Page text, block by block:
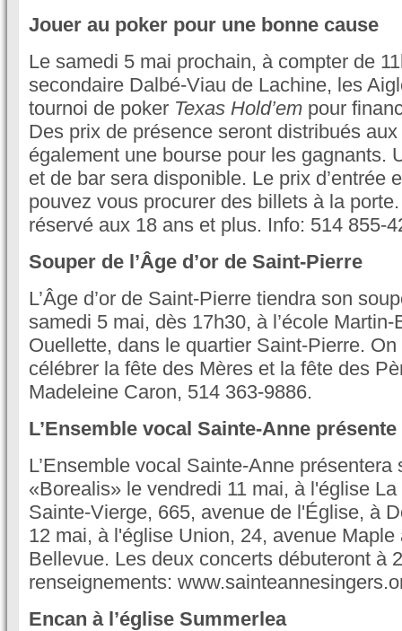
Jouer au poker pour une bonne cause
Le samedi 5 mai prochain, à compter de
secondaire Dalbé-Viau de Lachine, les
tournoi de poker Texas Hold’em pour
Des prix de présence seront distribués
également une bourse pour les gagnants.
et de bar sera disponible. Le prix d’entrée
pouvez vous procurer des billets à la
réservé aux 18 ans et plus. Info: 514 855-
Souper de l’Âge d’or de Saint-Pierre
L’Âge d’or de Saint-Pierre tiendra son
samedi 5 mai, dès 17h30, à l’école Martin-
Ouellette, dans le quartier Saint-Pierre.
célébrer la fête des Mères et la fête des
Madeleine Caron, 514 363-9886.
L’Ensemble vocal Sainte-Anne
L’Ensemble vocal Sainte-Anne présentera
«Borealis» le vendredi 11 mai, à l'église
Sainte-Vierge, 665, avenue de l'Église, à
12 mai, à l'église Union, 24, avenue
Bellevue. Les deux concerts débuteront à
renseignements:
Encan à l’église Summerlea